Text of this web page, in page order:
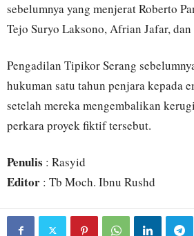
sebelumnya yang menjerat Roberto
Tejo Suryo Laksono, Afrian Jafar,
Pengadilan Tipikor Serang
hukuman satu tahun penjara kepada
setelah mereka mengembalikan
perkara proyek fiktif tersebut.
Penulis : Rasyid
Editor : Tb Moch. Ibnu Rushd